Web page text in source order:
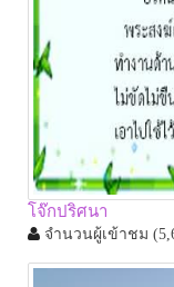
โจ๊กปริศนา
จำนวนผู้เข้าชม